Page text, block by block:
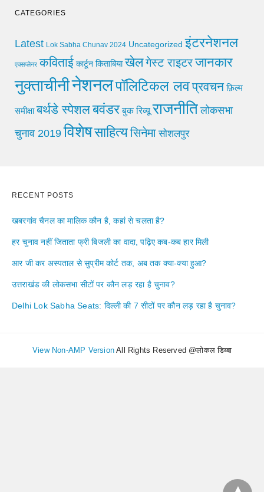
CATEGORIES
Latest Lok Sabha Chunav 2024 Uncategorized इंटरनेशनल
एक्सप्लेनर कविताई कार्टून किताबिया खेलगेस्ट राइटरजानकार
नुक्ताचीनीनेशनलपॉलिटिकल लवप्रवचन फ़िल्म
समीक्षा बर्थडे स्पेशलबवंडर बुक रिव्यू राजनीति लोकसभा
चुनाव 2019 विशेषसाहित्यसिनेमा सोशलपुर
RECENT POSTS
खबरगांव चैनल का मालिक कौन है, कहां से चलता है?
हर चुनाव नहीं जिताता फ्री बिजली का वादा, पढ़िए कब-कब हार मिली
आर जी कर अस्पताल से सुप्रीम कोर्ट तक, अब तक क्या-क्या हुआ?
उत्तराखंड की लोकसभा सीटों पर कौन लड़ रहा है चुनाव?
Delhi Lok Sabha Seats: दिल्ली की 7 सीटों पर कौन लड़ रहा है चुनाव?
View Non-AMP Version All Rights Reserved @लोकल डिब्बा